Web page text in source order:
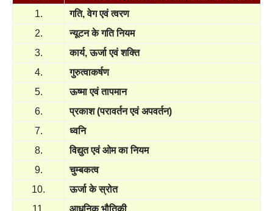
1.
गति, वेग एवं त्वरण
2.
न्यूटन के गति नियम
3.
कार्य, ऊर्जा एवं शक्ति
4.
गुरुत्वाकर्षण
5.
ऊष्मा एवं तापमान
6.
प्रकाश (परावर्तन एवं अपवर्तन)
7.
ध्वनि
8.
विद्युत एवं ओम का नियम
9.
चुम्बकत्व
10.
ऊर्जा के स्रोत
11.
आधुनिक भौतिकी